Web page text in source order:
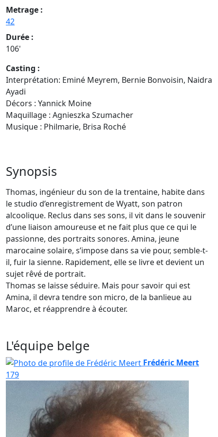
Metrage :
42
Durée :
106'
Casting :
Interprétation: Eminé Meyrem, Bernie Bonvoisin, Naidra
Ayadi
Décors : Yannick Moine
Maquillage : Agnieszka Szumacher
Musique : Philmarie, Brisa Roché
Synopsis
Thomas, ingénieur du son de la trentaine, habite dans
le studio d’enregistrement de Wyatt, son patron
alcoolique. Reclus dans ses sons, il vit dans le souvenir
d’une liaison amoureuse et ne fait plus que ce qui le
passionne, des portraits sonores. Amina, jeune
marocaine solaire, s’impose dans sa vie pour, semble-t-
il, fuir la sienne. Rapidement, elle se livre et devient un
sujet rêvé de portrait.
Thomas se laisse séduire. Mais pour savoir qui est
Amina, il devra tendre son micro, de la banlieue au
Maroc, et réapprendre à écouter.
L'équipe belge
Frédéric Meert
179